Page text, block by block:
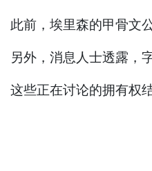
此前，埃里森的甲骨文
另外，消息人士透露，
这些正在讨论的拥有权